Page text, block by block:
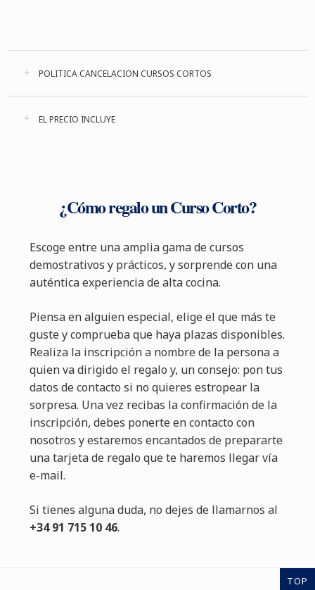
POLITICA CANCELACION CURSOS CORTOS
EL PRECIO INCLUYE
¿Cómo regalo un Curso Corto?
Escoge entre una amplia gama de cursos
demostrativos y prácticos, y sorprende con una
auténtica experiencia de alta cocina.
Piensa en alguien especial, elige el que más te
guste y comprueba que haya plazas disponibles.
Realiza la inscripción a nombre de la persona a
quien va dirigido el regalo y, un consejo: pon tus
datos de contacto si no quieres estropear la
sorpresa. Una vez recibas la confirmación de la
inscripción, debes ponerte en contacto con
nosotros y estaremos encantados de prepararte
una tarjeta de regalo que te haremos llegar vía
e-mail.
Si tienes alguna duda, no dejes de llamarnos al
+34 91 715 10 46.
TOP